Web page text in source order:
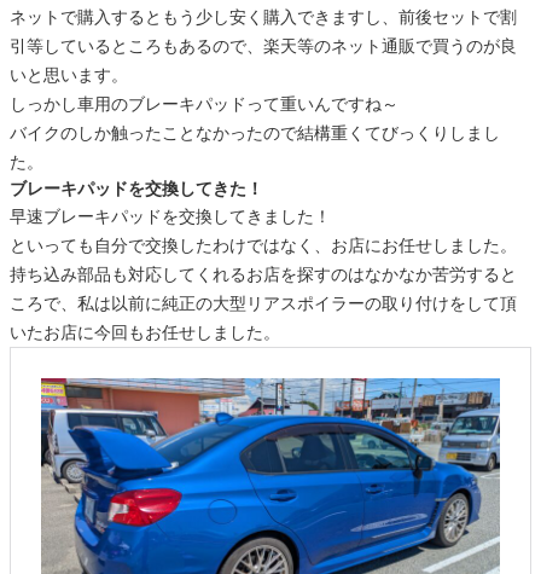
ネットで購入するともう少し安く購入できますし、前後セットで割
引等しているところもあるので、楽天等のネット通販で買うのが良
いと思います。
しっかし車用のブレーキパッドって重いんですね～
バイクのしか触ったことなかったので結構重くてびっくりしまし
た。
ブレーキパッドを交換してきた！
早速ブレーキパッドを交換してきました！
といっても自分で交換したわけではなく、お店にお任せしました。
持ち込み部品も対応してくれるお店を探すのはなかなか苦労すると
ころで、私は以前に純正の大型リアスポイラーの取り付けをして頂
いたお店に今回もお任せしました。